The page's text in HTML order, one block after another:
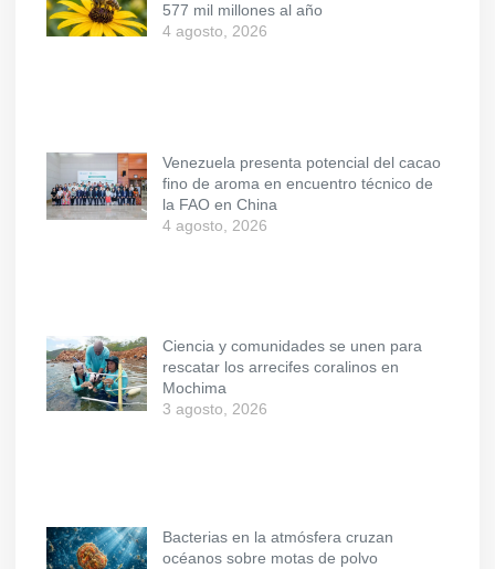
577 mil millones al año
4 agosto, 2026
Venezuela presenta potencial del cacao
fino de aroma en encuentro técnico de
la FAO en China
4 agosto, 2026
Ciencia y comunidades se unen para
rescatar los arrecifes coralinos en
Mochima
3 agosto, 2026
Bacterias en la atmósfera cruzan
océanos sobre motas de polvo